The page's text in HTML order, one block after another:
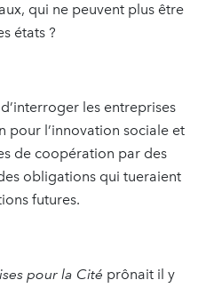
qui ne peuvent plus être
états ?
les entreprises
pour l’innovation sociale et
de coopération par des
obligations qui tueraient
futures.
pour la Cité prônait il y